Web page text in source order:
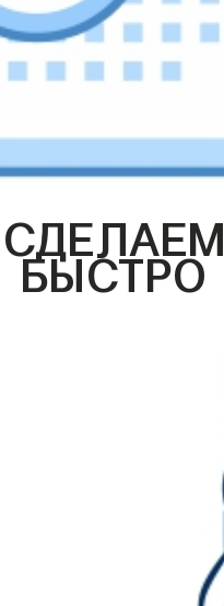
СДЕЛАЕМ
БЫСТРО